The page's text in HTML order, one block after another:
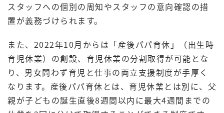
スタッフへの個別の周知やスタッフの意向確認の措
置が義務づけられます。
また、2022年10月からは「産後パパ育休」（出生時
育児休業）の創設、育児休業の分割取得が可能とな
り、男女問わず育児と仕事の両立支援制度が手厚く
なります。産後パパ育休とは、育児休業とは別に、父
親が子どもの誕生直後8週間以内に最大4週間までの